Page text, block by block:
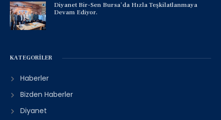
Diyanet Bir-Sen Bursa’da Hızla Teşkilatlanmaya
Devam Ediyor.
KATEGORILER
Haberler
Bizden Haberler
Diyanet